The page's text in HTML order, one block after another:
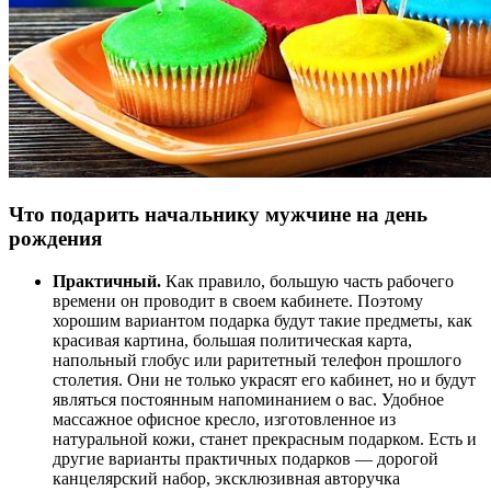
Что подарить начальнику мужчине на день
рождения
Практичный. Как правило, большую часть рабочего
времени он проводит в своем кабинете. Поэтому
хорошим вариантом подарка будут такие предметы, как
красивая картина, большая политическая карта,
напольный глобус или раритетный телефон прошлого
столетия. Они не только украсят его кабинет, но и будут
являться постоянным напоминанием о вас. Удобное
массажное офисное кресло, изготовленное из
натуральной кожи, станет прекрасным подарком. Есть и
другие варианты практичных подарков — дорогой
канцелярский набор, эксклюзивная авторучка